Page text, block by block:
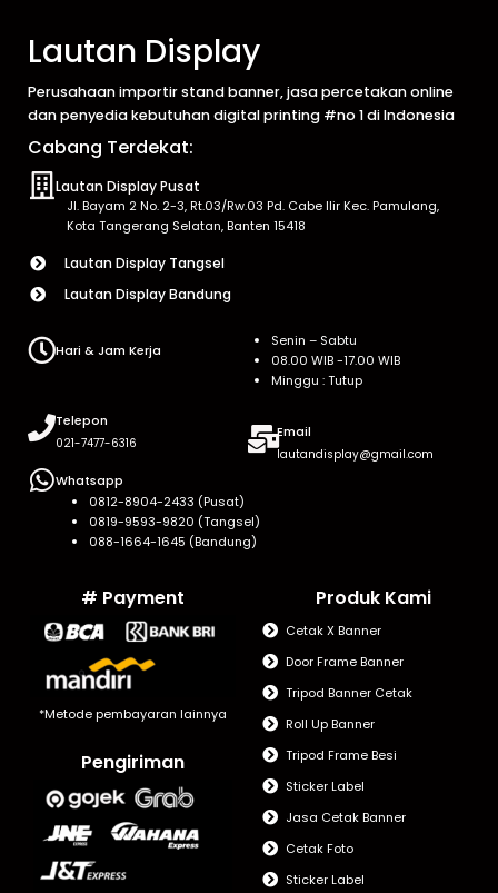
Lautan Display
Perusahaan importir stand banner, jasa percetakan online
dan penyedia kebutuhan digital printing #no 1 di Indonesia
Cabang Terdekat:
Lautan Display Pusat
Jl. Bayam 2 No. 2-3, Rt.03/Rw.03 Pd. Cabe Ilir Kec. Pamulang,
Kota Tangerang Selatan, Banten 15418
Lautan Display Tangsel
Lautan Display Bandung
Hari & Jam Kerja
Senin – Sabtu
08.00 WIB -17.00 WIB
Minggu : Tutup
Telepon
021-7477-6316
Email
lautandisplay@gmail.com
Whatsapp
0812-8904-2433 (Pusat)
0819-9593-9820 (Tangsel)
088-1664-1645 (Bandung)
# Payment
*Metode pembayaran lainnya
Pengiriman
Produk Kami
Cetak X Banner
Door Frame Banner
Tripod Banner Cetak
Roll Up Banner
Tripod Frame Besi
Sticker Label
Jasa Cetak Banner
Cetak Foto
Sticker Label